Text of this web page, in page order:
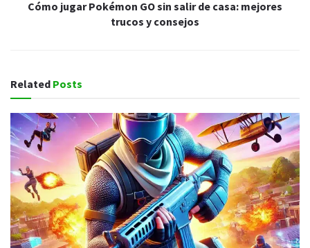
Cómo jugar Pokémon GO sin salir de casa: mejores
trucos y consejos
Related Posts